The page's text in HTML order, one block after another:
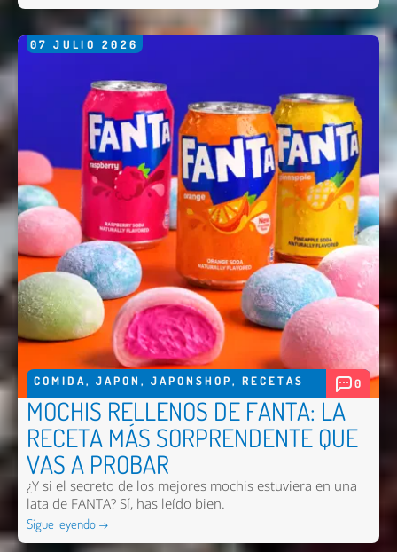
07 JULIO 2026
COMIDA, JAPON , JAPONSHOP, RECETAS 0
MOCHIS RELLENOS DE FANTA: LA
RECETA MÁS SORPRENDENTE QUE
VAS A PROBAR
¿Y si el secreto de los mejores mochis estuviera en una
lata de FANTA? Sí, has leído bien.
Sigue leyendo →